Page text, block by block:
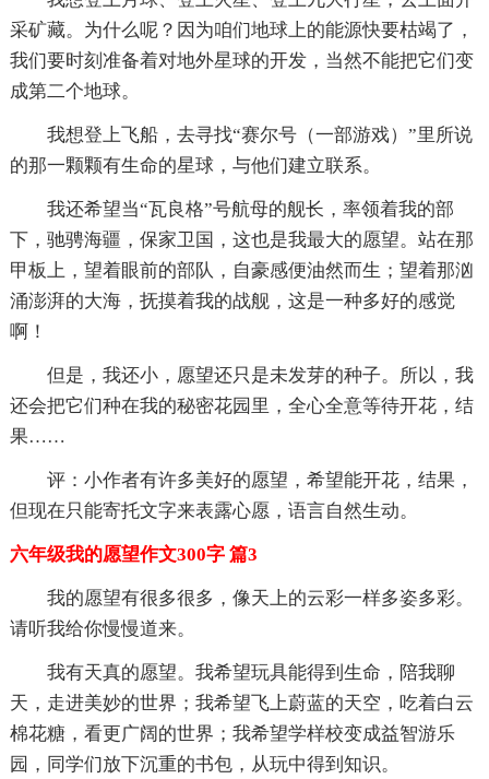
采矿藏。为什么呢？因为咱们地球上的能源快要枯竭了，
我们要时刻准备着对地外星球的开发，当然不能把它们变
成第二个地球。
我想登上飞船，去寻找“赛尔号（一部游戏）”里所说
的那一颗颗有生命的星球，与他们建立联系。
我还希望当“瓦良格”号航母的舰长，率领着我的部
下，驰骋海疆，保家卫国，这也是我最大的愿望。站在那
甲板上，望着眼前的部队，自豪感便油然而生；望着那汹
涌澎湃的大海，抚摸着我的战舰，这是一种多好的感觉
啊！
但是，我还小，愿望还只是未发芽的种子。所以，我
还会把它们种在我的秘密花园里，全心全意等待开花，结
果……
评：小作者有许多美好的愿望，希望能开花，结果，
但现在只能寄托文字来表露心愿，语言自然生动。
六年级我的愿望作文300字 篇3
我的愿望有很多很多，像天上的云彩一样多姿多彩。
请听我给你慢慢道来。
我有天真的愿望。我希望玩具能得到生命，陪我聊
天，走进美妙的世界；我希望飞上蔚蓝的天空，吃着白云
棉花糖，看更广阔的世界；我希望学样校变成益智游乐
园，同学们放下沉重的书包，从玩中得到知识。